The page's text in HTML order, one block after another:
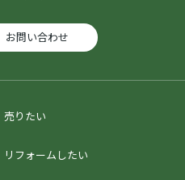
お問い合わせ
売りたい
リフォームしたい